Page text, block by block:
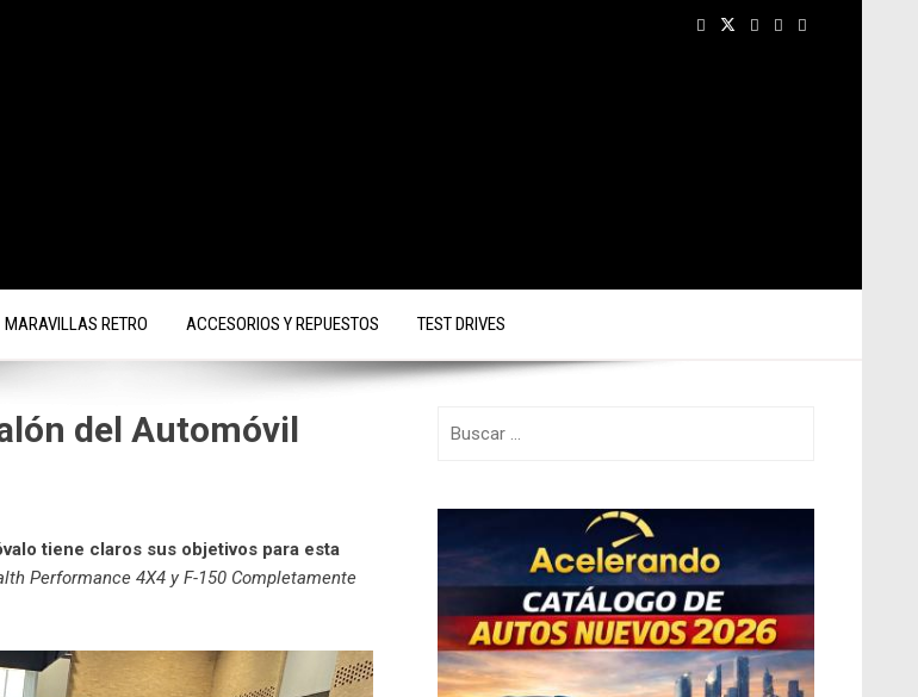
MARAVILLAS RETRO ACCESORIOS Y REPUESTOS TEST DRIVES
del Automóvil
tiene claros sus objetivos para esta
Performance 4X4 y F-150 Completamente